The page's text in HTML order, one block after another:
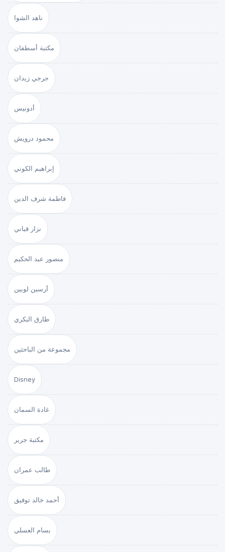
ناهد الشوا
مكتبة أسطفان
جرجي زيدان
أدونيس
محمود درويش
إبراهيم الكوني
فاطمة شرف الدين
نزار قباني
منصور عبد الحكيم
أرسين لوبين
طارق البكري
مجموعة من الباحثين
Disney
غادة السمان
مكتبة جرير
طالب عمران
أحمد خالد توفيق
بسام العسلي